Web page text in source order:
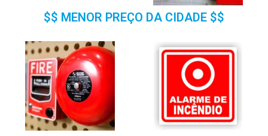
$$ MENOR PREÇO DA CIDADE $$